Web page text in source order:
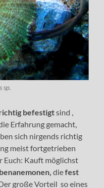
sp.
befestigtsind ,
Erfahrung gemacht,
sich nirgends richtig
meist fortgetrieben
Euch: Kauft möglichst
diefest
große Vorteil so eines